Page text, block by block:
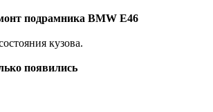
подрамника BMW E46
кузова.
появились